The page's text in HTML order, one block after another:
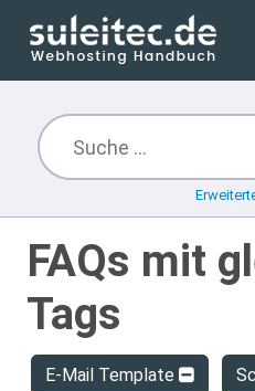
FAQs mit
Tags
E-Mail Template